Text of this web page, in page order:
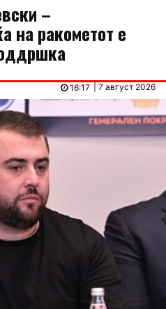
–
на ракометот е
| 7 август 2026
16:17